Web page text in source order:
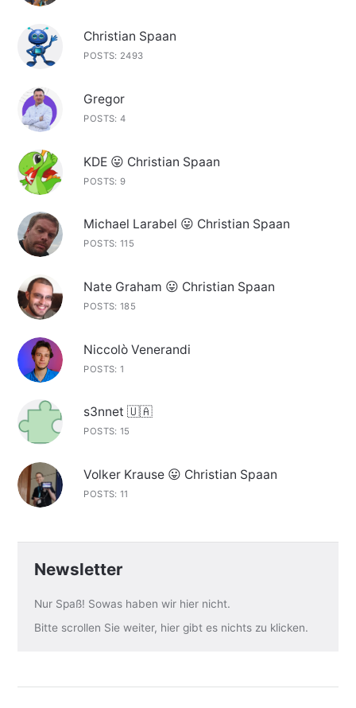
Christian Spaan
POSTS: 2493
Gregor
POSTS: 4
KDE 😛 Christian Spaan
POSTS: 9
Michael Larabel 😛 Christian Spaan
POSTS: 115
Nate Graham 😛 Christian Spaan
POSTS: 185
Niccolò Venerandi
POSTS: 1
s3nnet 🇺🇦
POSTS: 15
Volker Krause 😛 Christian Spaan
POSTS: 11
Newsletter
Nur Spaß! Sowas haben wir hier nicht.
Bitte scrollen Sie weiter, hier gibt es nichts zu klicken.